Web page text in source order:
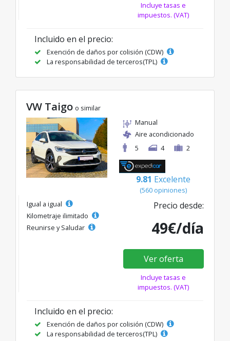
Incluye tasas e
impuestos. (VAT)
Incluido en el precio:
Exención de daños por colisión (CDW)
La responsabilidad de terceros(TPL)
VW Taigo o similar
Manual
Aire acondicionado
5
4 2
9.81 Excelente
(560 opiniones)
Igual a igual
Kilometraje ilimitado
Reunirse y Saludar
Precio desde:
49€/día
Ver oferta
Incluye tasas e
impuestos. (VAT)
Incluido en el precio:
Exención de daños por colisión (CDW)
La responsabilidad de terceros(TPL)